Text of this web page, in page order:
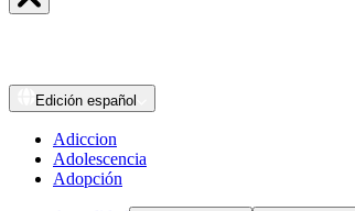
Edición español
Adiccion
Adolescencia
Adopción